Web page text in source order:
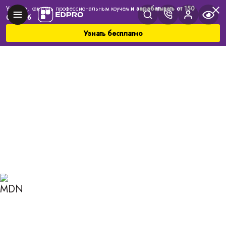
Узнайте, как стать профессиональным коучеми зарабатывать от 150
000 руб
Узнать бесплатно